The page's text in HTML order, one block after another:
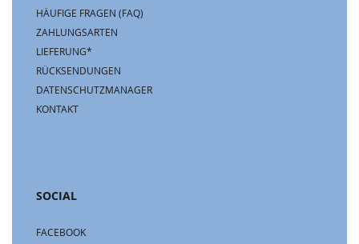
HÄUFIGE FRAGEN (FAQ)
ZAHLUNGSARTEN
LIEFERUNG*
RÜCKSENDUNGEN
DATENSCHUTZMANAGER
KONTAKT
SOCIAL
FACEBOOK